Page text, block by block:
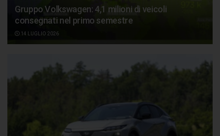
Gruppo Volkswagen: 4,1 milioni di veicoli
consegnati nel primo semestre
14 LUGLIO 2026